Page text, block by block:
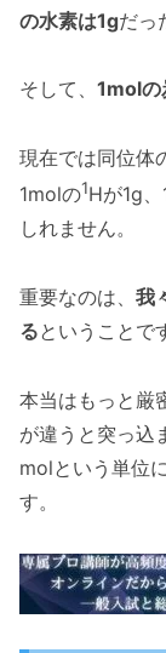
の水素は1gだっ
そして、 1molの
現在では同位体
1molの1Hが1g
しれません。
重要なのは、 我
るということで
本当はもっと厳
が違うと突っ込
molという単位
す。